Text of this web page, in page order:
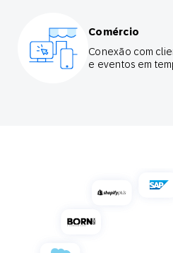
Comércio
Conexão com
e eventos em